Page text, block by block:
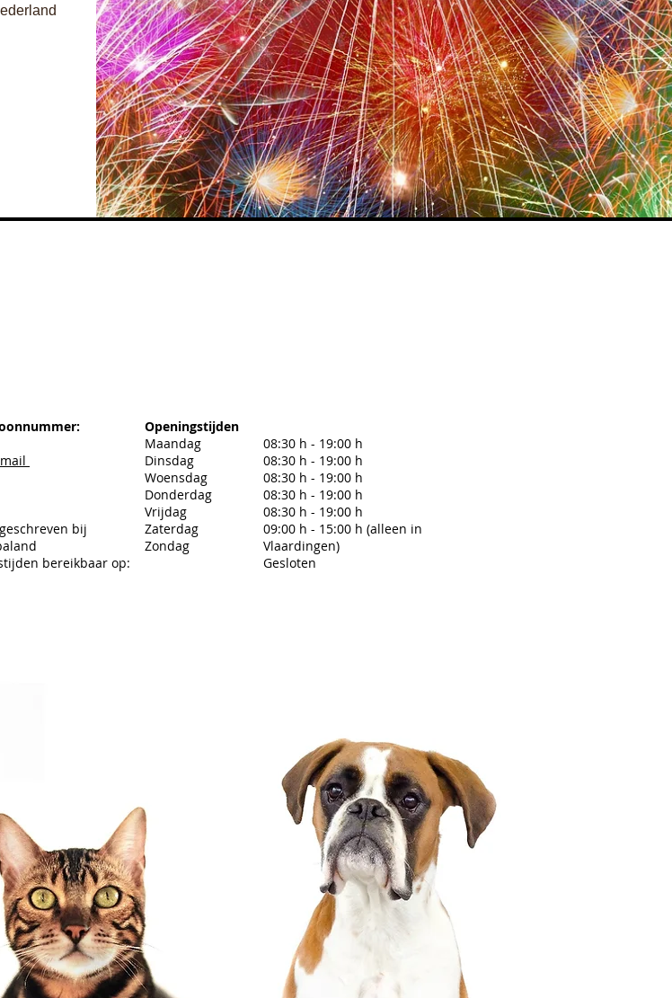
Openingstijden
Maandag
Dinsdag
Woensdag
Donderdag
Vrijdag
Zaterdag
Zondag
08:30 h - 19:00 h
08:30 h - 19:00 h
08:30 h - 19:00 h
08:30 h - 19:00 h
08:30 h - 19:00 h
09:00 h - 15:00 h (alleen in
Vlaardingen)
Gesloten
bij
bereikbaar op: